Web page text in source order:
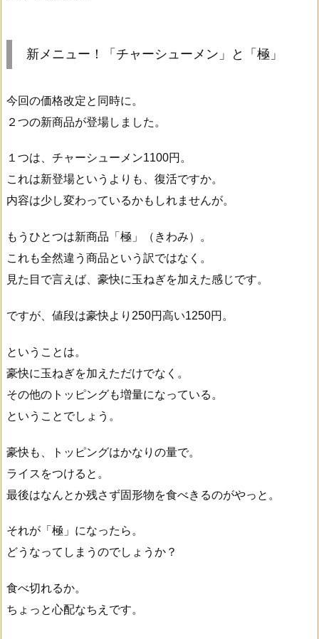
新メニュー！「チャーシューメン」と「極」
今回の価格改定と同時に。
２つの新商品が登場しました。
１つは、チャーシューメン1100円。
これは新登場というよりも、復活ですか。
内容は少し変わっているかもしれませんが。
もうひとつは新商品「極」（きわみ）。
これも全然違う商品という訳ではなく。
見た目で言えば、豪快に玉ねぎを加えた感じです。
ですが、値段は豪快より250円高い1250円。
ということは。
豪快に玉ねぎを加えただけでなく。
その他のトッピングも増量になっている。
ということでしょう。
豪快も、トッピングはかなりの量で。
ライスをつけると。
最後はなんとか残さず固形物を食べきるのがやっと。
それが「極」になったら。
どうなってしまうのでしょうか？
食べ切れるか。
ちょっと心配なちえです。